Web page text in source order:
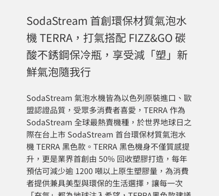
SodaStream 首創環保材質氣泡水
機 TERRA，打氣搭配 FIZZ&GO 碳
酸不銹鋼保冷瓶，享受減「塑」新
鮮氣泡隨我行
SodaStream 氣泡水機皆為以色列原裝進口、歐
盟認證品質，受眾多消費者喜愛，TERRA 作為
SodaStream 全球最熱賣機種，於世界地球日之
際在台上市 SodaStream 首台環保材質氣泡水
機 TERRA 黑色款。TERRA 黑色機身不僅質感提
升，更是業界首創由 50% 回收塑膠打造，每年
預估可減少逾 1200 噸以上原生塑膠量，為消費
者提供兼具美型與環保的生活選擇，讓每一次